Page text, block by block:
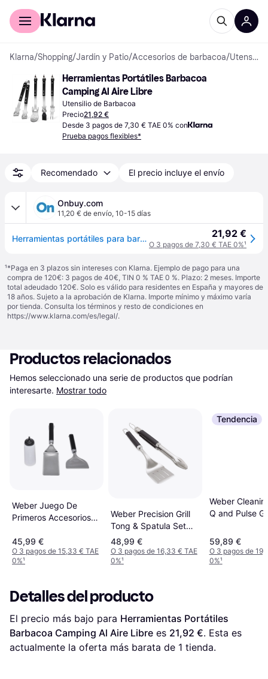
Comprar con Klarna
Klarna/Shopping/Jardín y Patio/Accesorios de barbacoa/ Utensilios de Barbacoa
Herramientas Portátiles Barbacoa
Camping Al Aire Libre
Utensilio de Barbacoa
Precio21,92 €
Desde 3 pagos de 7,30 € TAE 0% con
Prueba pagos flexibles*
Recomendado El precio incluye el envío
Onbuy.com
11,20 € de envío, 10-15 días
Herramientas portátiles para barbacoa y camping al aire libre 21,92 €
O 3 pagos de 7,30 € TAE 0%¹
¹*Paga en 3 plazos sin intereses con Klarna. Ejemplo de pago para una
compra de 120€: 3 pagos de 40€, TIN 0 % TAE 0 %. Plazo: 2 meses. Importe
total adeudado 120€. Solo es válido para residentes en España y mayores de
18 años. Sujeto a la aprobación de Klarna. Importe mínimo y máximo varía
por tienda. Consulta los términos y resto de condiciones en
https://www.klarna.com/es/legal/.
Productos relacionados
Hemos seleccionado una serie de productos que podrían
interesarte. Mostrar todo
Weber Juego De
Primeros Accesorios
Inoxidable
45,99 €
O 3 pagos de 15,33 € TAE
0%¹
Weber Precision Grill
Tong & Spatula Set
6763
48,99 €
O 3 pagos de 16,33 € TAE
0%¹
Tendencia
Weber
Q and Pulse
59,89 €
O 3 pagos de
0%¹
Detalles del producto
El precio más bajo para Herramientas Portátiles
Barbacoa Camping Al Aire Libre es 21,92 €. Esta es
actualmente la oferta más barata de 1 tienda.